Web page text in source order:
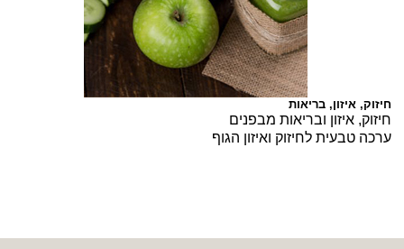
ערכת מצב קליטה
להכין את הגוף לקליטה מיטבית להריון